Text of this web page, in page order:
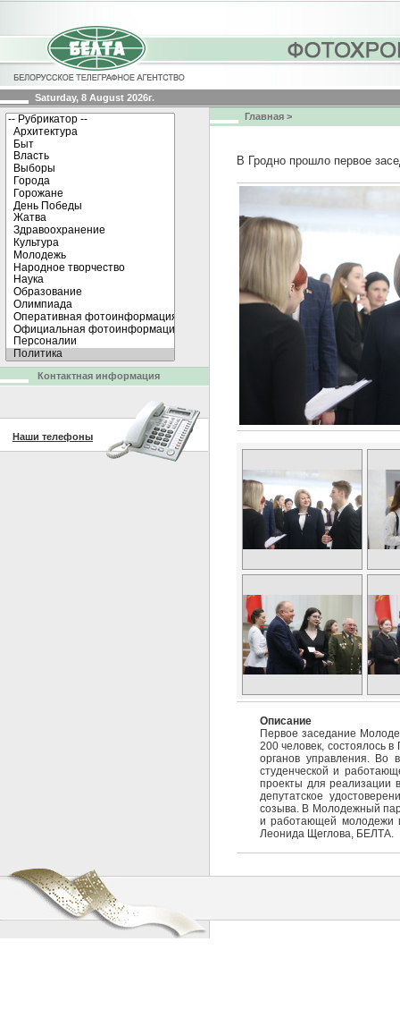
Saturday, 8 August 2026г.
Главная >
В Гродно прошло первое
Описание
Первое заседание
200 человек, состоялось
органов управления. Во
студенческой и
проекты для реализации
депутатское
созыва. В Молодежный
и работающей молодежи
Леонида Щеглова, БЕЛТА.
Контактная информация
Наши телефоны